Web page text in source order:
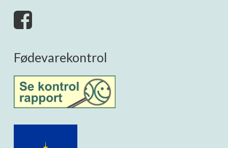
Fødevarekontrol